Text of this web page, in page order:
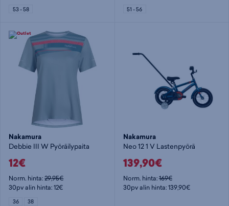
53 - 58 51 - 56
Nakamura
Debbie III W Pyöräilypaita
12€
Norm. hinta:29,95€
30pv alin hinta: 12€
36 38
Nakamura
Neo 12 1 V Lastenpyörä
139,90€
Norm. hinta:169€
30pv alin hinta: 139,90€